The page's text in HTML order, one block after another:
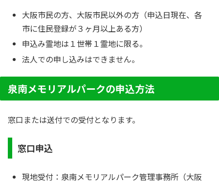
大阪市民の方、大阪市民以外の方（申込日現在、各
市に住民登録が３ヶ月以上ある方）
申込み霊地は１世帯１霊地に限る。
法人での申し込みはできません。
泉南メモリアルパークの申込方法
窓口または送付での受付となります。
窓口申込
現地受付：泉南メモリアルパーク管理事務所（大阪